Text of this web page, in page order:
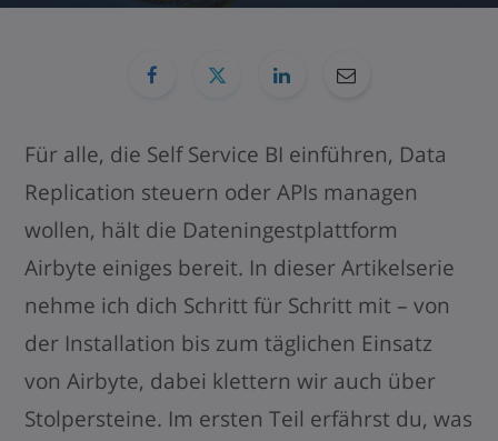
Für alle, die Self Service BI einführen, Data
Replication steuern oder APIs managen
wollen, hält die Dateningestplattform
Airbyte einiges bereit. In dieser Artikelserie
nehme ich dich Schritt für Schritt mit – von
der Installation bis zum täglichen Einsatz
von Airbyte, dabei klettern wir auch über
Stolpersteine. Im ersten Teil erfährst du, was